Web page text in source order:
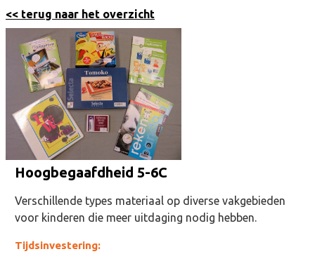
<< terug naar het overzicht
Hoogbegaafdheid 5-6C
Verschillende types materiaal op diverse vakgebieden
voor kinderen die meer uitdaging nodig hebben.
Tijdsinvestering: